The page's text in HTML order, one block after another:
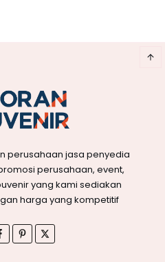
perusahaan jasa penyedia
perusahaan, event,
yang kami sediakan
harga yang kompetitif